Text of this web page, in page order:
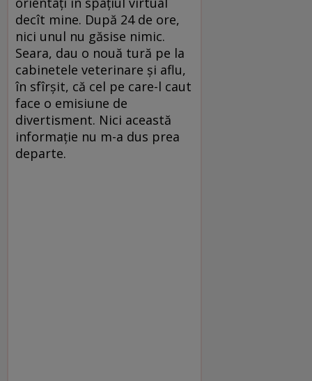
decît mine. După 24 de ore,
nici unul nu găsise nimic.
Seara, dau o nouă tură pe la
cabinetele veterinare şi aflu,
în sfîrşit, că cel pe care-l caut
face o emisiune de
divertisment. Nici această
informaţie nu m-a dus prea
departe.